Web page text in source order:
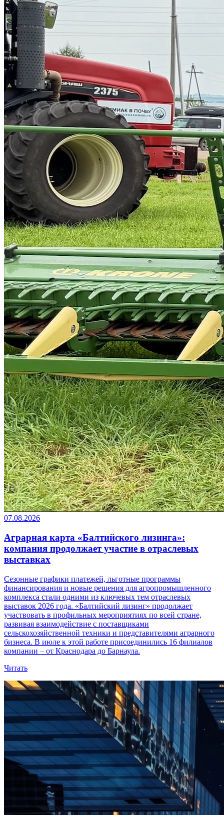
07.08.2026
Аграрная карта «Балтийского лизинга»:
компания продолжает участие в отраслевых
выставках
Сезонные графики платежей, льготные программы
финансирования и новые решения для агропромышленного
комплекса стали одними из ключевых тем отраслевых
выставок 2026 года. «Балтийский лизинг» продолжает
участвовать в профильных мероприятиях по всей стране,
развивая взаимодействие с поставщиками
сельскохозяйственной техники и представителями аграрного
бизнеса. В июле к этой работе присоединились 16 филиалов
компании – от Краснодара до Барнаула.
Читать